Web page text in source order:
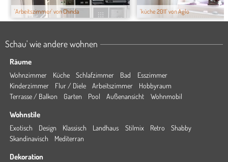
'Arbeitszimmer' von Chinda 'küche 2011' von Aglo
Schau' wie andere wohnen
Räume
Wohnzimmer Küche Schlafzimmer Bad
Esszimmer
Kinderzimmer
Flur / Diele Arbeitszimmer
Hobbyraum
Terrasse / Balkon
Garten Pool Außenansicht Wohnmobil
Wohnstile
Exotisch Design Klassisch Landhaus Stilmix Retro
Shabby
Skandinavisch
Mediterran
Dekoration